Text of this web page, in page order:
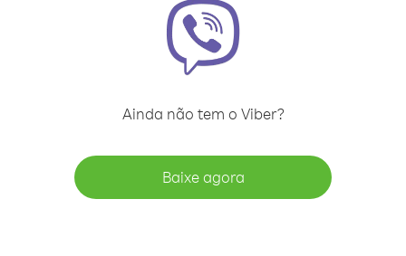
Ainda não tem o Viber?
Baixe agora